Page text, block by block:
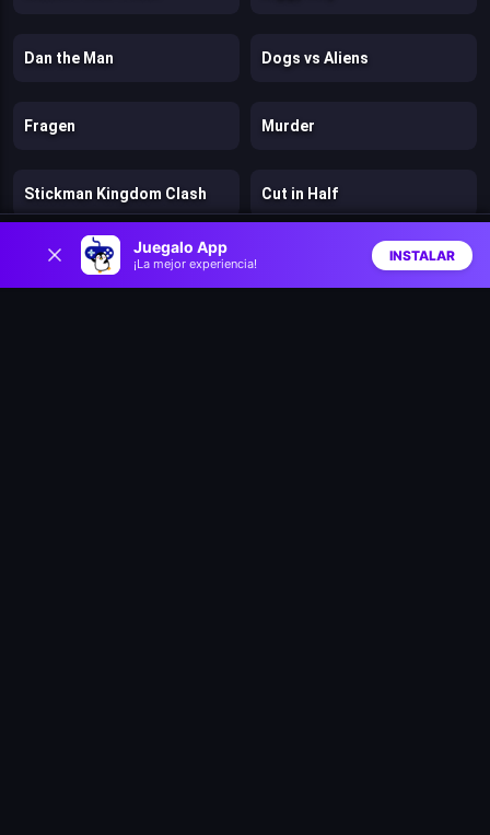
Juegalo App
¡La mejor experiencia!
INSTALAR
Dan the Man Dogs vs Aliens
Fragen Murder
Stickman Kingdom Clash Cut in Half
Mr. Dude: King of the Hill Stick: Eastern Fight